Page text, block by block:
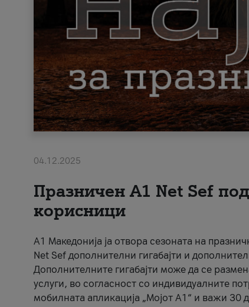
04.12.2025
Празничен A1 Net Sеf
корисници
А1 Македонија ја отвора сезоната на
Net Sef дополнителни гигабајти и
Дополнителните гигабајти може да се
услуги, во согласност со индивидуалните
мобилната апликација „Мојот А1“ и важи 30